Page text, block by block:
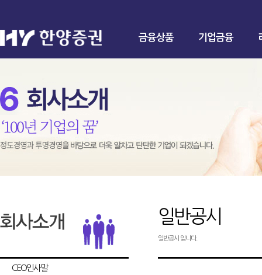
금융상품 기업금융
CEO인사말
일반공시
일반공시 입니다.